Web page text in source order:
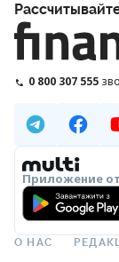
0 800 307 555
Приложение
О НАС